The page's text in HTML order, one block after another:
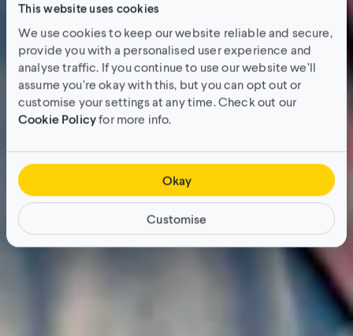
This website uses cookies
We use cookies to keep our website reliable and secure,
provide you with a personalised user experience and
analyse traffic. If you continue to use our website we’ll
assume you’re okay with this, but you can opt out or
customise your settings at any time. Check out our
Cookie Policyfor more info.
Okay
Customise